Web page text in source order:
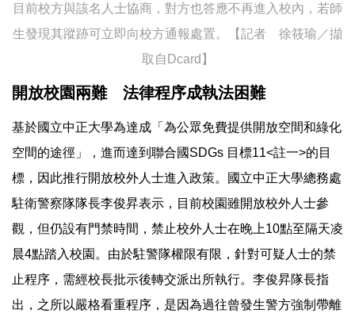
目前校方與該名人士協商，對方也答應不再進入校內，若師
生發現其蹤跡可立即向校方通報處置。【記者 徐筱瑜／擷
取自​Dcard】
開放校園兩難 法律程序成執法困難
基於國立中正大學為達成「為公眾免費提供開放空間和綠化
空間的途徑」，進而達到聯合國SDGs 目標11<註一>的目
標，因此推行開放校外人士進入政策。國立中正大學總務處
駐衛警察隊隊長李俊昇表示，目前校園雖開放校外人士參
觀，但仍設有門禁時間，禁止校外人士在晚上10點至隔天凌
晨4點踏入校園。由於駐警隊權限有限，針對可疑人士的禁
止程序，需經校長批示後轉交派出所執行。李俊昇隊長指
出，之所以嚴格看重程序，是因為過往曾發生警方強制帶離